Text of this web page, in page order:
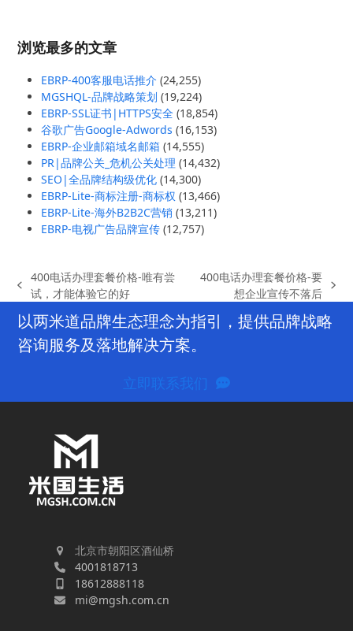
浏览最多的文章
EBRP-400客服电话推介 (24,255)
MGSHQL-品牌战略策划 (19,224)
EBRP-SSL证书|HTTPS安全 (18,854)
谷歌广告Google-Adwords (16,153)
EBRP-企业邮箱域名邮箱 (14,555)
PR|品牌公关_危机公关处理 (14,432)
SEO|全品牌结构级优化 (14,300)
EBRP-Lite-商标注册-商标权 (13,466)
EBRP-Lite-海外B2B2C营销 (13,211)
EBRP-电视广告品牌宣传 (12,757)
previous
400电话办理套餐价格-唯有尝
试，才能体验它的好
400电话办理套餐价格-要
想企业宣传不落后
以两米道品牌生态理念为指引，提供品牌战略
咨询服务及落地解决方案。
立即联系我们
北京市朝阳区酒仙桥
4001818713
18612888118
mi@mgsh.com.cn